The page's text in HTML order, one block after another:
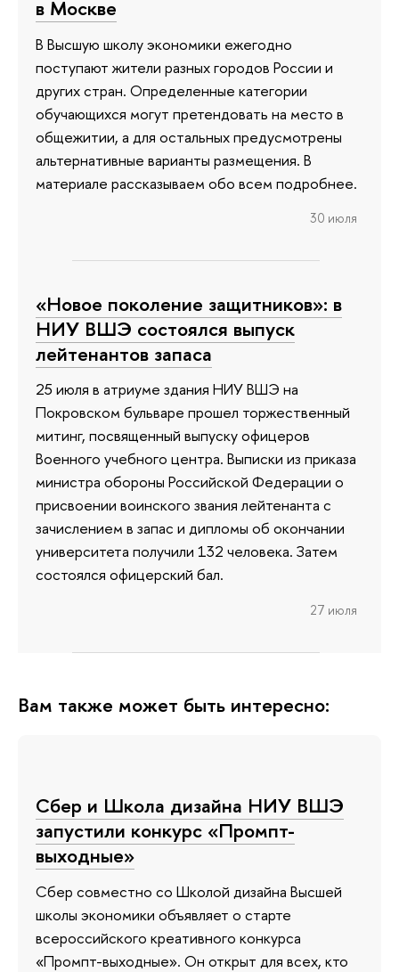
в Москве
В Высшую школу экономики ежегодно
поступают жители разных городов России и
других стран. Определенные категории
обучающихся могут претендовать на место в
общежитии, а для остальных предусмотрены
альтернативные варианты размещения. В
материале рассказываем обо всем подробнее.
30 июля
«Новое поколение защитников»: в
НИУ ВШЭ состоялся выпуск
лейтенантов запаса
25 июля в атриуме здания НИУ ВШЭ на
Покровском бульваре прошел торжественный
митинг, посвященный выпуску офицеров
Военного учебного центра. Выписки из приказа
министра обороны Российской Федерации о
присвоении воинского звания лейтенанта с
зачислением в запас и дипломы об окончании
университета получили 132 человека. Затем
состоялся офицерский бал.
27 июля
Вам также может быть интересно:
Сбер и Школа дизайна НИУ ВШЭ
запустили конкурс «Промпт-
выходные»
Сбер совместно со Школой дизайна Высшей
школы экономики объявляет о старте
всероссийского креативного конкурса
«Промпт-выходные». Он открыт для всех, кто